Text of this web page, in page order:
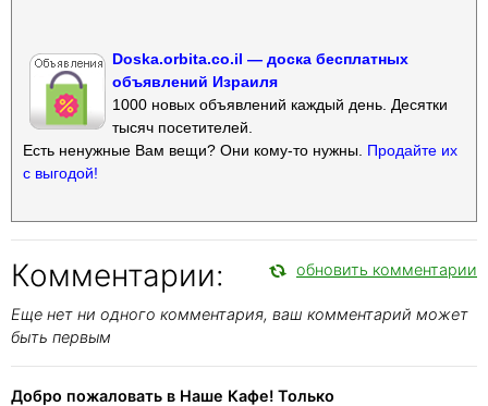
Doska.orbita.co.il — доска бесплатных
объявлений Израиля
1000 новых объявлений каждый день. Десятки
тысяч посетителей.
Есть ненужные Вам вещи? Они кому-то нужны. Продайте их
с выгодой!
Комментарии: обновить комментарии
Еще нет ни одного комментария, ваш комментарий может
быть первым
Добро пожаловать в Наше Кафе! Только